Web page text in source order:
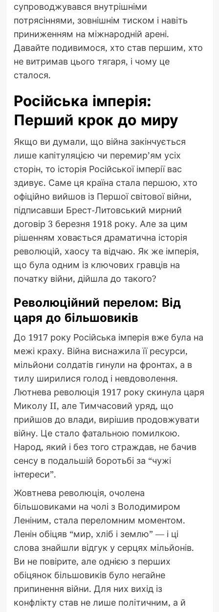
супроводжувався внутрішніми
потрясіннями, зовнішнім тиском і навіть
приниженням на міжнародній арені.
Давайте подивимося, хто став першим, хто
не витримав цього тягаря, і чому це
сталося.
Російська імперія:
Перший крок до миру
Якщо ви думали, що війна закінчується
лише капітуляцією чи перемир’ям усіх
сторін, то історія Російської імперії вас
здивує. Саме ця країна стала першою, хто
офіційно вийшов із Першої світової війни,
підписавши Брест-Литовський мирний
договір 3 березня 1918 року. Але за цим
рішенням ховається драматична історія
революцій, хаосу та відчаю. Як же імперія,
що була одним із ключових гравців на
початку війни, дійшла до такого?
Революційний перелом: Від
царя до більшовиків
До 1917 року Російська імперія вже була на
межі краху. Війна виснажила її ресурси,
мільйони солдатів гинули на фронтах, а в
тилу ширилися голод і невдоволення.
Лютнева революція 1917 року скинула царя
Миколу II, але Тимчасовий уряд, що
прийшов до влади, вирішив продовжувати
війну. Це стало фатальною помилкою.
Народ, який і без того страждав, не бачив
сенсу в подальшій боротьбі за “чужі
інтереси”.
Жовтнева революція, очолена
більшовиками на чолі з Володимиром
Леніним, стала переломним моментом.
Ленін обіцяв “мир, хліб і землю” — і ці
слова знайшли відгук у серцях мільйонів.
Ви не повірите, але однією з перших
обіцянок більшовиків було негайне
припинення війни. Для них вихід із
конфлікту став не лише політичним, а й